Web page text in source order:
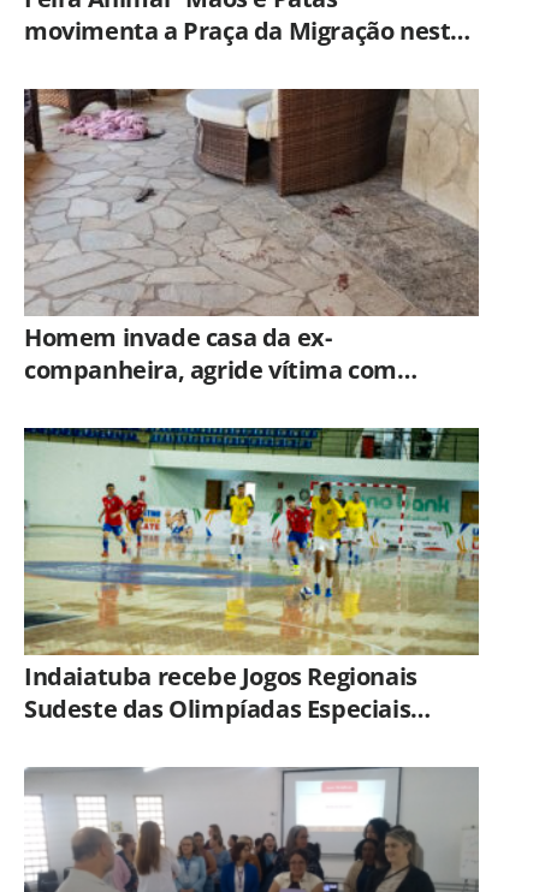
movimenta a Praça da Migração neste
Homem invade casa da ex-
companheira, agride vítima com
GCM de Limeira
Indaiatuba recebe Jogos Regionais
Sudeste das Olimpíadas Especiais